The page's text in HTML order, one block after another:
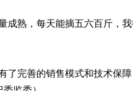
熟，每天能摘五六百斤，我
完善的销售模式和技术保障